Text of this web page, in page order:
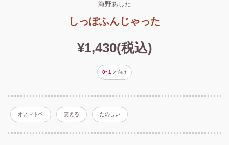
海野あした
しっぽふんじゃった
¥1,430(税込)
0~1 才向け
オノマトペ 笑える たのしい